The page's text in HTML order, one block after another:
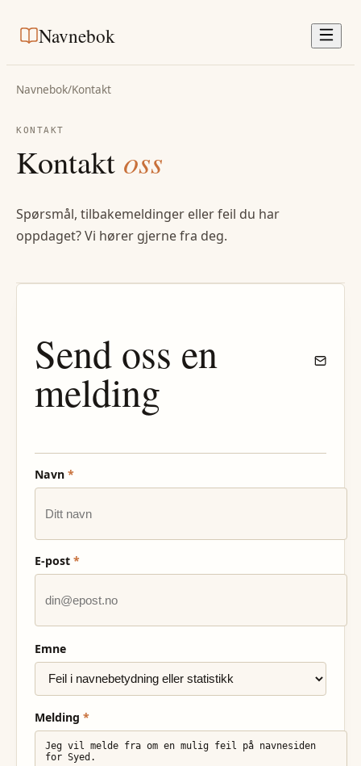
Navnebok
Navnebok/Kontakt
KONTAKT
Kontakt oss
Spørsmål, tilbakemeldinger eller feil du har
oppdaget? Vi hører gjerne fra deg.
Send oss en
melding
Navn *
E-post *
Emne
Melding *